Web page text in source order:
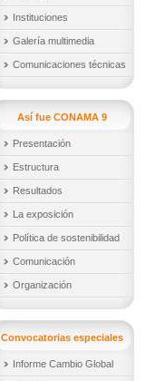
Instituciones
Galería multimedia
Comunicaciones técnicas
Así fue CONAMA 9
Presentación
Estructura
Resultados
La exposición
Política de sostenibilidad
Comunicación
Organización
Convocatorias especiales
Informe Cambio Global